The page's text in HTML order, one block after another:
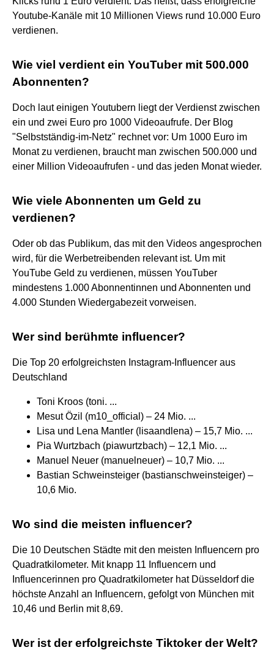
Youtube-Kanäle mit 10 Millionen Views rund 10.000 Euro
verdienen.
Wie viel verdient ein YouTuber mit 500.000
Abonnenten?
Doch laut einigen Youtubern liegt der Verdienst zwischen
ein und zwei Euro pro 1000 Videoaufrufe. Der Blog
"Selbstständig-im-Netz" rechnet vor: Um 1000 Euro im
Monat zu verdienen, braucht man zwischen 500.000 und
einer Million Videoaufrufen - und das jeden Monat wieder.
Wie viele Abonnenten um Geld zu
verdienen?
Oder ob das Publikum, das mit den Videos angesprochen
wird, für die Werbetreibenden relevant ist. Um mit
YouTube Geld zu verdienen, müssen YouTuber
mindestens 1.000 Abonnentinnen und Abonnenten und
4.000 Stunden Wiedergabezeit vorweisen.
Wer sind berühmte influencer?
Die Top 20 erfolgreichsten Instagram-Influencer aus
Deutschland
Toni Kroos (toni. ...
Mesut Özil (m10_official) – 24 Mio. ...
Lisa und Lena Mantler (lisaandlena) – 15,7 Mio. ...
Pia Wurtzbach (piawurtzbach) – 12,1 Mio. ...
Manuel Neuer (manuelneuer) – 10,7 Mio. ...
Bastian Schweinsteiger (bastianschweinsteiger) –
10,6 Mio.
Wo sind die meisten influencer?
Die 10 Deutschen Städte mit den meisten Influencern pro
Quadratkilometer. Mit knapp 11 Influencern und
Influencerinnen pro Quadratkilometer hat Düsseldorf die
höchste Anzahl an Influencern, gefolgt von München mit
10,46 und Berlin mit 8,69.
Wer ist der erfolgreichste Tiktoker der Welt?